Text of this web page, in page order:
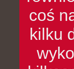
coś
kilku